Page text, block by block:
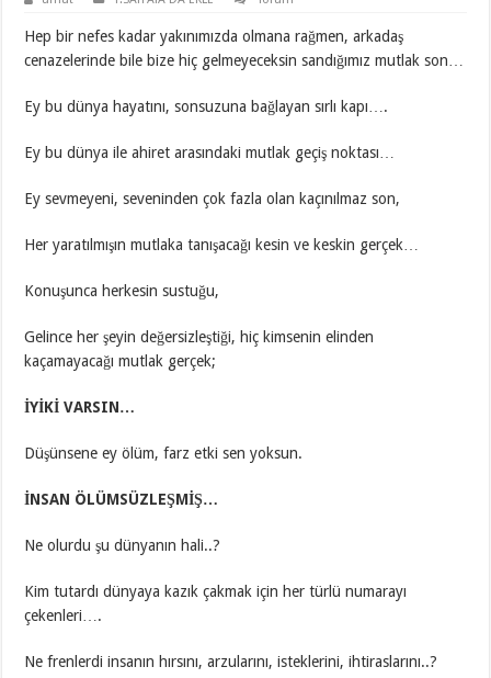
Hep bir nefes kadar yakınımızda olmana rağmen, arkadaş
cenazelerinde bile bize hiç gelmeyeceksin sandığımız mutlak son…
Ey bu dünya hayatını, sonsuzuna bağlayan sırlı kapı….
Ey bu dünya ile ahiret arasındaki mutlak geçiş noktası…
Ey sevmeyeni, seveninden çok fazla olan kaçınılmaz son,
Her yaratılmışın mutlaka tanışacağı kesin ve keskin gerçek…
Konuşunca herkesin sustuğu,
Gelince her şeyin değersizleştiği, hiç kimsenin elinden
kaçamayacağı mutlak gerçek;
İYİKİ VARSIN…
Düşünsene ey ölüm, farz etki sen yoksun.
İNSAN ÖLÜMSÜZLEŞMİŞ…
Ne olurdu şu dünyanın hali..?
Kim tutardı dünyaya kazık çakmak için her türlü numarayı
çekenleri….
Ne frenlerdi insanın hırsını, arzularını, isteklerini, ihtiraslarını..?